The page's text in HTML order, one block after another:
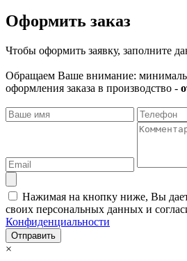
Оформить заказ
Чтобы оформить заявку, заполните
Обращаем Ваше внимание:
оформления заказа в производство -
Нажимая на кнопку ниже, Вы
своих персональных данных и
Конфиденциальности
Отправить
×